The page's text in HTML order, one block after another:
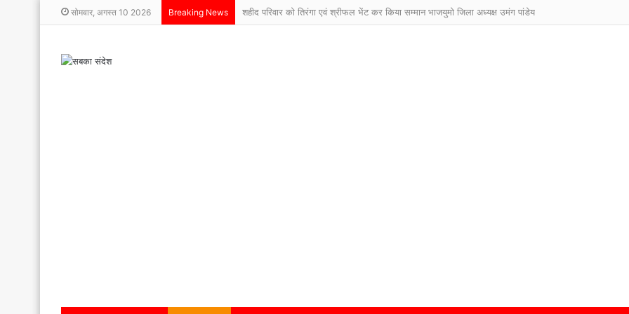
सोमवार, अगस्त 10 2026 Breaking News शहीद परिवार को तिरंगा एवं श्रीफल भेंट कर किया सम्मान भाजयुमो जिला अध्यक्ष उमंग पांडेय